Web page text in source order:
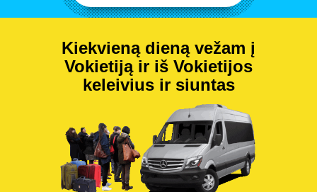
Kiekvieną dieną vežam į
Vokietiją ir iš Vokietijos
keleivius ir siuntas